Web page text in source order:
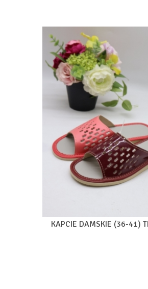
KAPCIE DAMSKIE (36-41)